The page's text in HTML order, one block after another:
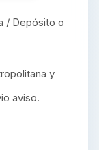
/ Depósito o
y
aviso.